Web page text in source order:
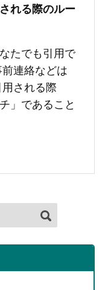
れる際のルー
たでも引用で
連絡などは
される際
」であること